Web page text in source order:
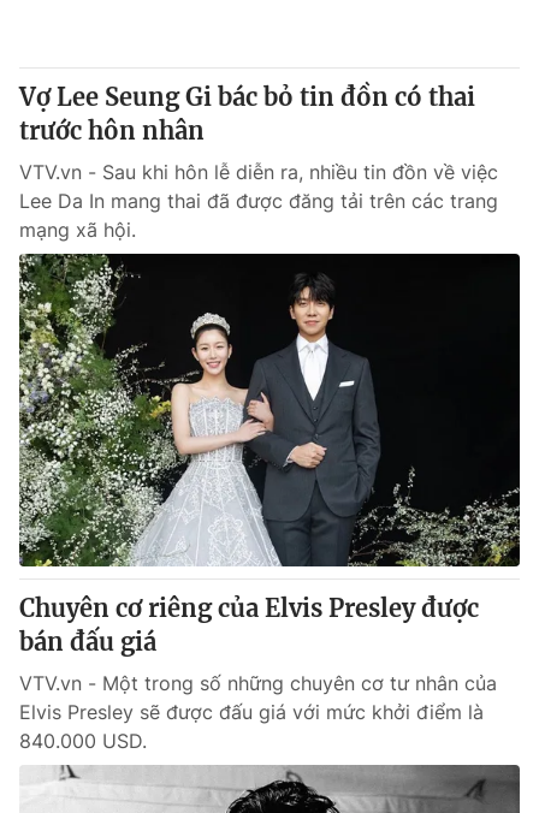
Emagazine Podcast
Photo Infographic
Video
VTV Money VTV Thể thao
VTV Sức khoẻ Bất động sản
Thị trường 24h Tấm lòng Việt
VTV4 Vươn mình bằng AI
VTV9 VTV8
Liên hệ tòa soạn
THỜI BÁO VTV
Vợ Lee Seung Gi bác bỏ tin đồn có thai
trước hôn nhân
VTV.vn - Sau khi hôn lễ diễn ra, nhiều tin đồn về việc
Lee Da In mang thai đã được đăng tải trên các trang
mạng xã hội.
Chuyên cơ riêng của Elvis Presley được
bán đấu giá
VTV.vn - Một trong số những chuyên cơ tư nhân của
Elvis Presley sẽ được đấu giá với mức khởi điểm là
840.000 USD.